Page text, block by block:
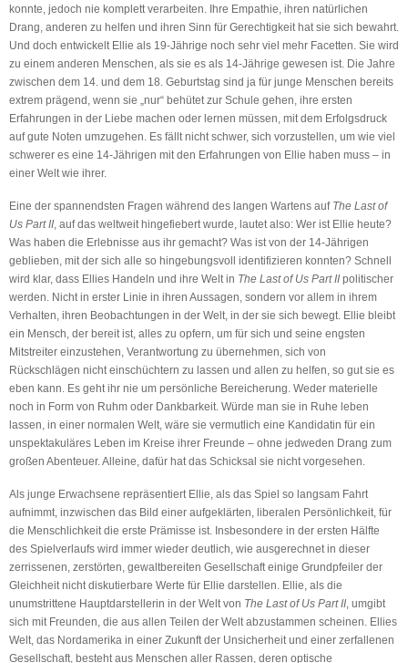
konnte, jedoch nie komplett verarbeiten. Ihre Empathie, ihren natürlichen
Drang, anderen zu helfen und ihren Sinn für Gerechtigkeit hat sie sich bewahrt.
Und doch entwickelt Ellie als 19-Jährige noch sehr viel mehr Facetten. Sie wird
zu einem anderen Menschen, als sie es als 14-Jährige gewesen ist. Die Jahre
zwischen dem 14. und dem 18. Geburtstag sind ja für junge Menschen bereits
extrem prägend, wenn sie „nur“ behütet zur Schule gehen, ihre ersten
Erfahrungen in der Liebe machen oder lernen müssen, mit dem Erfolgsdruck
auf gute Noten umzugehen. Es fällt nicht schwer, sich vorzustellen, um wie viel
schwerer es eine 14-Jährigen mit den Erfahrungen von Ellie haben muss – in
einer Welt wie ihrer.
Eine der spannendsten Fragen während des langen Wartens auf The Last of
Us Part II, auf das weltweit hingefiebert wurde, lautet also: Wer ist Ellie heute?
Was haben die Erlebnisse aus ihr gemacht? Was ist von der 14-Jährigen
geblieben, mit der sich alle so hingebungsvoll identifizieren konnten? Schnell
wird klar, dass Ellies Handeln und ihre Welt in The Last of Us Part II politischer
werden. Nicht in erster Linie in ihren Aussagen, sondern vor allem in ihrem
Verhalten, ihren Beobachtungen in der Welt, in der sie sich bewegt. Ellie bleibt
ein Mensch, der bereit ist, alles zu opfern, um für sich und seine engsten
Mitstreiter einzustehen, Verantwortung zu übernehmen, sich von
Rückschlägen nicht einschüchtern zu lassen und allen zu helfen, so gut sie es
eben kann. Es geht ihr nie um persönliche Bereicherung. Weder materielle
noch in Form von Ruhm oder Dankbarkeit. Würde man sie in Ruhe leben
lassen, in einer normalen Welt, wäre sie vermutlich eine Kandidatin für ein
unspektakuläres Leben im Kreise ihrer Freunde – ohne jedweden Drang zum
großen Abenteuer. Alleine, dafür hat das Schicksal sie nicht vorgesehen.
Als junge Erwachsene repräsentiert Ellie, als das Spiel so langsam Fahrt
aufnimmt, inzwischen das Bild einer aufgeklärten, liberalen Persönlichkeit, für
die Menschlichkeit die erste Prämisse ist. Insbesondere in der ersten Hälfte
des Spielverlaufs wird immer wieder deutlich, wie ausgerechnet in dieser
zerrissenen, zerstörten, gewaltbereiten Gesellschaft einige Grundpfeiler der
Gleichheit nicht diskutierbare Werte für Ellie darstellen. Ellie, als die
unumstrittene Hauptdarstellerin in der Welt von The Last of Us Part II, umgibt
sich mit Freunden, die aus allen Teilen der Welt abzustammen scheinen. Ellies
Welt, das Nordamerika in einer Zukunft der Unsicherheit und einer zerfallenen
Gesellschaft, besteht aus Menschen aller Rassen, deren optische